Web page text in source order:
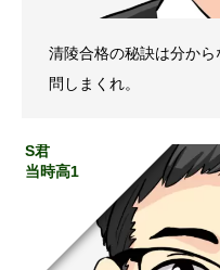
清陵合格の秘訣は分か
問しまくれ。
S君
当時高1